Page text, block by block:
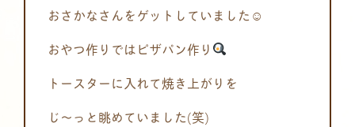
おさかなさんをゲットしていました☺
おやつ作りではピザパン作り
トースターに入れて焼き上がりを
じ～っと眺めていました(笑)